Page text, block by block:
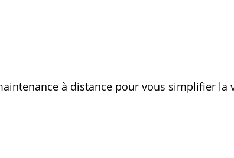
à distance pour vous simplifier la